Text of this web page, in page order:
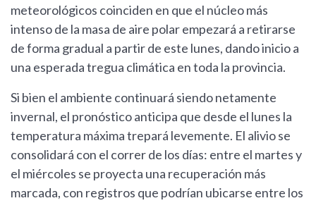
meteorológicos coinciden en que el núcleo más
intenso de la masa de aire polar empezará a retirarse
de forma gradual a partir de este lunes, dando inicio a
una esperada tregua climática en toda la provincia.
Si bien el ambiente continuará siendo netamente
invernal, el pronóstico anticipa que desde el lunes la
temperatura máxima trepará levemente. El alivio se
consolidará con el correr de los días: entre el martes y
el miércoles se proyecta una recuperación más
marcada, con registros que podrían ubicarse entre los